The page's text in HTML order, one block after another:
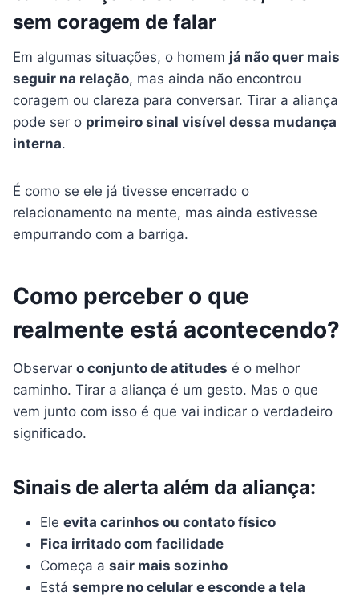
sem coragem de falar
Em algumas situações, o homem já não quer mais
seguir na relação, mas ainda não encontrou
coragem ou clareza para conversar. Tirar a aliança
pode ser o primeiro sinal visível dessa mudança
interna.
É como se ele já tivesse encerrado o
relacionamento na mente, mas ainda estivesse
empurrando com a barriga.
Como perceber o que
realmente está acontecendo?
Observar o conjunto de atitudes é o melhor
caminho. Tirar a aliança é um gesto. Mas o que
vem junto com isso é que vai indicar o verdadeiro
significado.
Sinais de alerta além da aliança:
Ele evita carinhos ou contato físico
Fica irritado com facilidade
Começa a sair mais sozinho
Está sempre no celular e esconde a tela